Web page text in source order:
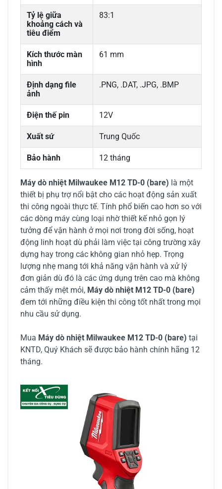
Tỷ lệ giữa
khoảng cách và
tiêu điểm
83:1
Kích thước màn
hình
61 mm
Định dạng file
ảnh
.PNG, .DAT, .JPG, .BMP
Điện thế pin 12V
Xuất sứ Trung Quốc
Bảo hành 12 tháng
Máy dò nhiệt Milwaukee M12 TD-0 (bare) là một
thiết bị phụ trợ nổi bật cho các hoạt động sản xuất
thi công ngoài thực tế. Tính phổ biến cao hơn so với
các dòng máy cùng loại nhờ thiết kế nhỏ gọn lý
tưởng để vận hành ở mọi nơi trong đời sống, hoạt
động linh hoạt dù phải làm việc tại công trường xây
dựng hay trong các không gian nhỏ hẹp. Trọng
lượng nhẹ mang tới khả năng vận hành và xử lý
đơn giản dù đó là các ứng dụng trên cao mà không
cảm thấy mệt mỏi, Máy dò nhiệt M12 TD-0 (bare)
đem tới những điều kiện thi công tốt nhất trong mọi
nhu cầu sử dụng.
Mua Máy dò nhiệt Milwaukee M12 TD-0 (bare) tại
KNTD, Quý Khách sẽ được bảo hành chính hãng 12
tháng.